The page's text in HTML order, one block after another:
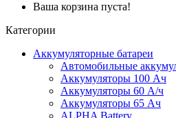
Ваша корзина пуста!
Категории
Аккумуляторные батареи
Автомобильные
Аккумуляторы 100 Ач
Аккумуляторы 60 А/ч
Аккумуляторы 65 Ач
ALPHA Battery